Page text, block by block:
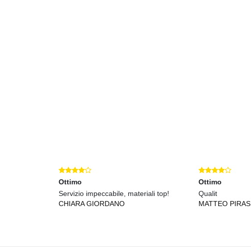
Ottimo
Servizio impeccabile, materiali top!
CHIARA GIORDANO
Ottimo
Qualit
MATTEO PIRAS